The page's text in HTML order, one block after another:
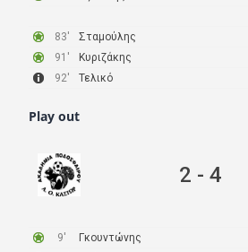
83'
Σταμούλης
91'
Κυριζάκης
92'
Τελικό
Play out
2 - 4
9'
Γκουντώνης